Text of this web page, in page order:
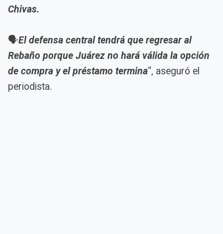
Chivas.
🗣️El defensa central tendrá que regresar al
Rebaño porque Juárez no hará válida la opción
de compra y el préstamo termina“, aseguró el
periodista.